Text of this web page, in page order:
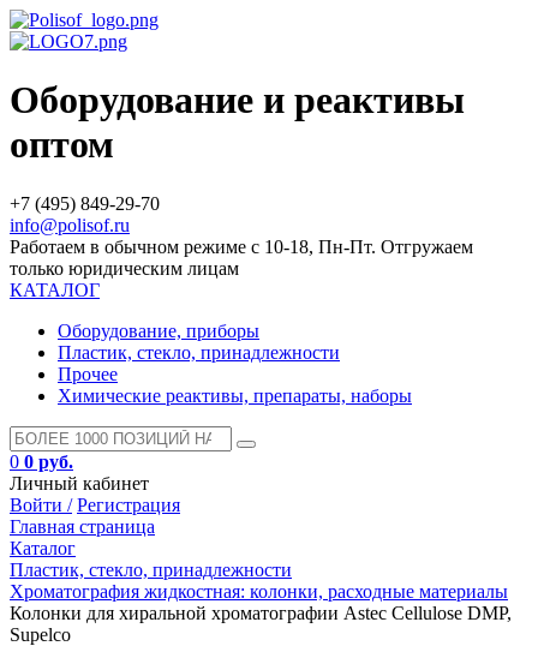
Оборудование и реактивы
оптом
+7 (495) 849-29-70
info@polisof.ru
Работаем в обычном режиме с 10-18, Пн-Пт. Отгружаем
только юридическим лицам
КАТАЛОГ
Оборудование, приборы
Пластик, стекло, принадлежности
Прочее
Химические реактивы, препараты, наборы
0 0 руб.
Личный кабинет
Войти / Регистрация
Главная страница
Каталог
Пластик, стекло, принадлежности
Хроматография жидкостная: колонки, расходные материалы
Колонки для хиральной хроматографии Astec Cellulose DMP,
Supelco